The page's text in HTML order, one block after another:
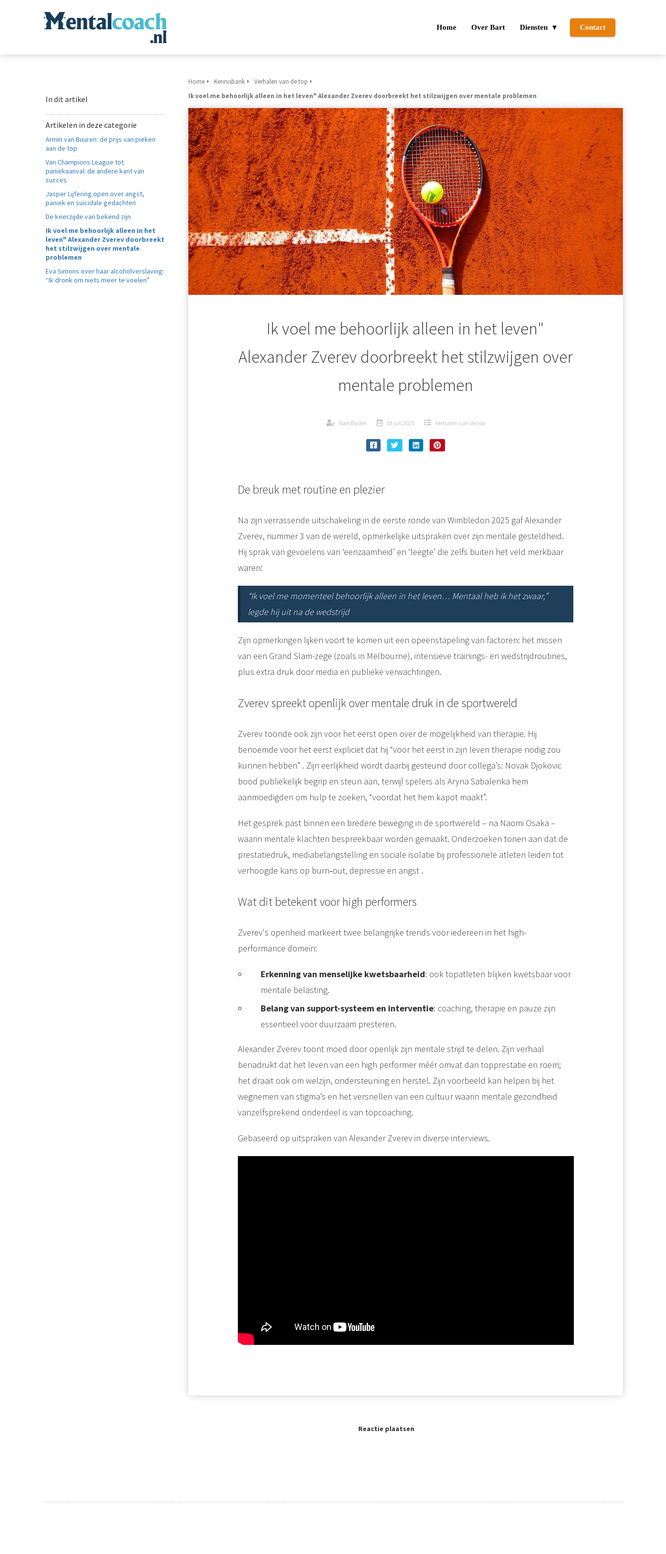
Home Over Bart Diensten Contact
In dit artikel
Artikelen in deze categorie
Armin van Buuren: de prijs van pieken
aan de top
Van Champions League tot
paniekaanval: de andere kant van
succes
Jasper Lijfering open over angst,
paniek en suicidale gedachten
De keerzijde van bekend zijn
Ik voel me behoorlijk alleen in het
leven" Alexander Zverev doorbreekt
het stilzwijgen over mentale
problemen
Eva Simons over haar alcoholverslaving:
“Ik dronk om niets meer te voelen”
Home Kennisbank
Verhalen van de top
Ik voel me behoorlijk alleen in het leven" Alexander Zverev doorbreekt het stilzwijgen over mentale problemen
Ik voel me behoorlijk alleen in het leven"
Alexander Zverev doorbreekt het stilzwijgen over
mentale problemen
Bart Bijster 03 juli 2025 Verhalen van de top
De breuk met routine en plezier
Na zijn verrassende uitschakeling in de eerste ronde van Wimbledon 2025 gaf Alexander
Zverev, nummer 3 van de wereld, opmerkelijke uitspraken over zijn mentale gesteldheid.
Hij sprak van gevoelens van ‘eenzaamheid’ en ‘leegte’ die zelfs buiten het veld merkbaar
waren:
“Ik voel me momenteel behoorlijk alleen in het leven… Mentaal heb ik het zwaar,”
legde hij uit na de wedstrijd
Zijn opmerkingen lijken voort te komen uit een opeenstapeling van factoren: het missen
van een Grand Slam-zege (zoals in Melbourne), intensieve trainings- en wedstrijdroutines,
plus extra druk door media en publieke verwachtingen.
Zverev spreekt openlijk over mentale druk in de sportwereld
Zverev toonde ook zijn voor het eerst open over de mogelijkheid van therapie. Hij
benoemde voor het eerst expliciet dat hij “voor het eerst in zijn leven therapie nodig zou
kunnen hebben” . Zijn eerlijkheid wordt daarbij gesteund door collega’s: Novak Djokovic
bood publiekelijk begrip en steun aan, terwijl spelers als Aryna Sabalenka hem
aanmoedigden om hulp te zoeken, “voordat het hem kapot maakt”.
Het gesprek past binnen een bredere beweging in de sportwereld – na Naomi Osaka –
waarin mentale klachten bespreekbaar worden gemaakt. Onderzoeken tonen aan dat de
prestatiedruk, mediabelangstelling en sociale isolatie bij professionele atleten leiden tot
verhoogde kans op burn‑out, depressie en angst .
Wat dit betekent voor high performers
Zverev's openheid markeert twee belangrijke trends voor iedereen in het high-
performance domein:
Erkenning van menselijke kwetsbaarheid: ook topatleten blijken kwetsbaar voor
mentale belasting.
Belang van support-systeem en interventie: coaching, therapie en pauze zijn
essentieel voor duurzaam presteren.
Alexander Zverev toont moed door openlijk zijn mentale strijd te delen. Zijn verhaal
benadrukt dat het leven van een high performer méér omvat dan topprestatie en roem;
het draait ook om welzijn, ondersteuning en herstel. Zijn voorbeeld kan helpen bij het
wegnemen van stigma’s en het versnellen van een cultuur waarin mentale gezondheid
vanzelfsprekend onderdeel is van topcoaching.
Gebaseerd op uitspraken van Alexander Zverev in diverse interviews.
Reactie plaatsen